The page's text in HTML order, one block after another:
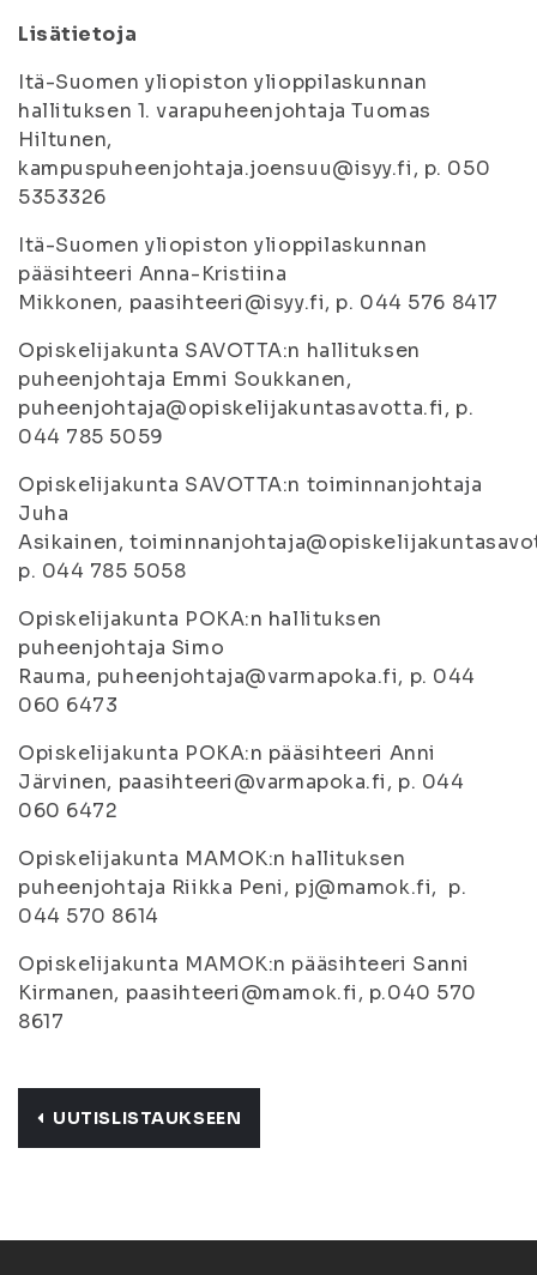
Lisätietoja
Itä-Suomen yliopiston ylioppilaskunnan
hallituksen 1. varapuheenjohtaja Tuomas
Hiltunen,
kampuspuheenjohtaja.joensuu@isyy.fi, p. 050
5353326
Itä-Suomen yliopiston ylioppilaskunnan
pääsihteeri Anna-Kristiina
Mikkonen, paasihteeri@isyy.fi, p. 044 576 8417
Opiskelijakunta SAVOTTA:n hallituksen
puheenjohtaja Emmi Soukkanen,
puheenjohtaja@opiskelijakuntasavotta.fi, p.
044 785 5059
Opiskelijakunta SAVOTTA:n toiminnanjohtaja
Juha
Asikainen,
p. 044 785 5058
Opiskelijakunta POKA:n hallituksen
puheenjohtaja Simo
Rauma, puheenjohtaja@varmapoka.fi, p. 044
060 6473
Opiskelijakunta POKA:n pääsihteeri Anni
Järvinen, paasihteeri@varmapoka.fi, p. 044
060 6472
Opiskelijakunta MAMOK:n hallituksen
puheenjohtaja Riikka Peni, pj@mamok.fi, p.
044 570 8614
Opiskelijakunta MAMOK:n pääsihteeri Sanni
Kirmanen, paasihteeri@mamok.fi, p.040 570
8617
UUTISLISTAUKSEEN